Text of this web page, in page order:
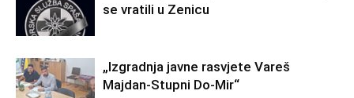
se vratili u Zenicu
„Izgradnja javne rasvjete Vareš
Majdan-Stupni Do-Mir“